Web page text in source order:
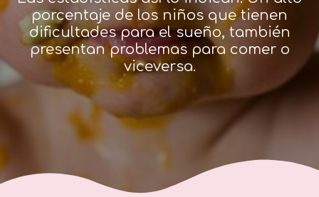
porcentaje de los niños que tienen
dificultades para el sueño, también
presentan problemas para comer o
viceversa.